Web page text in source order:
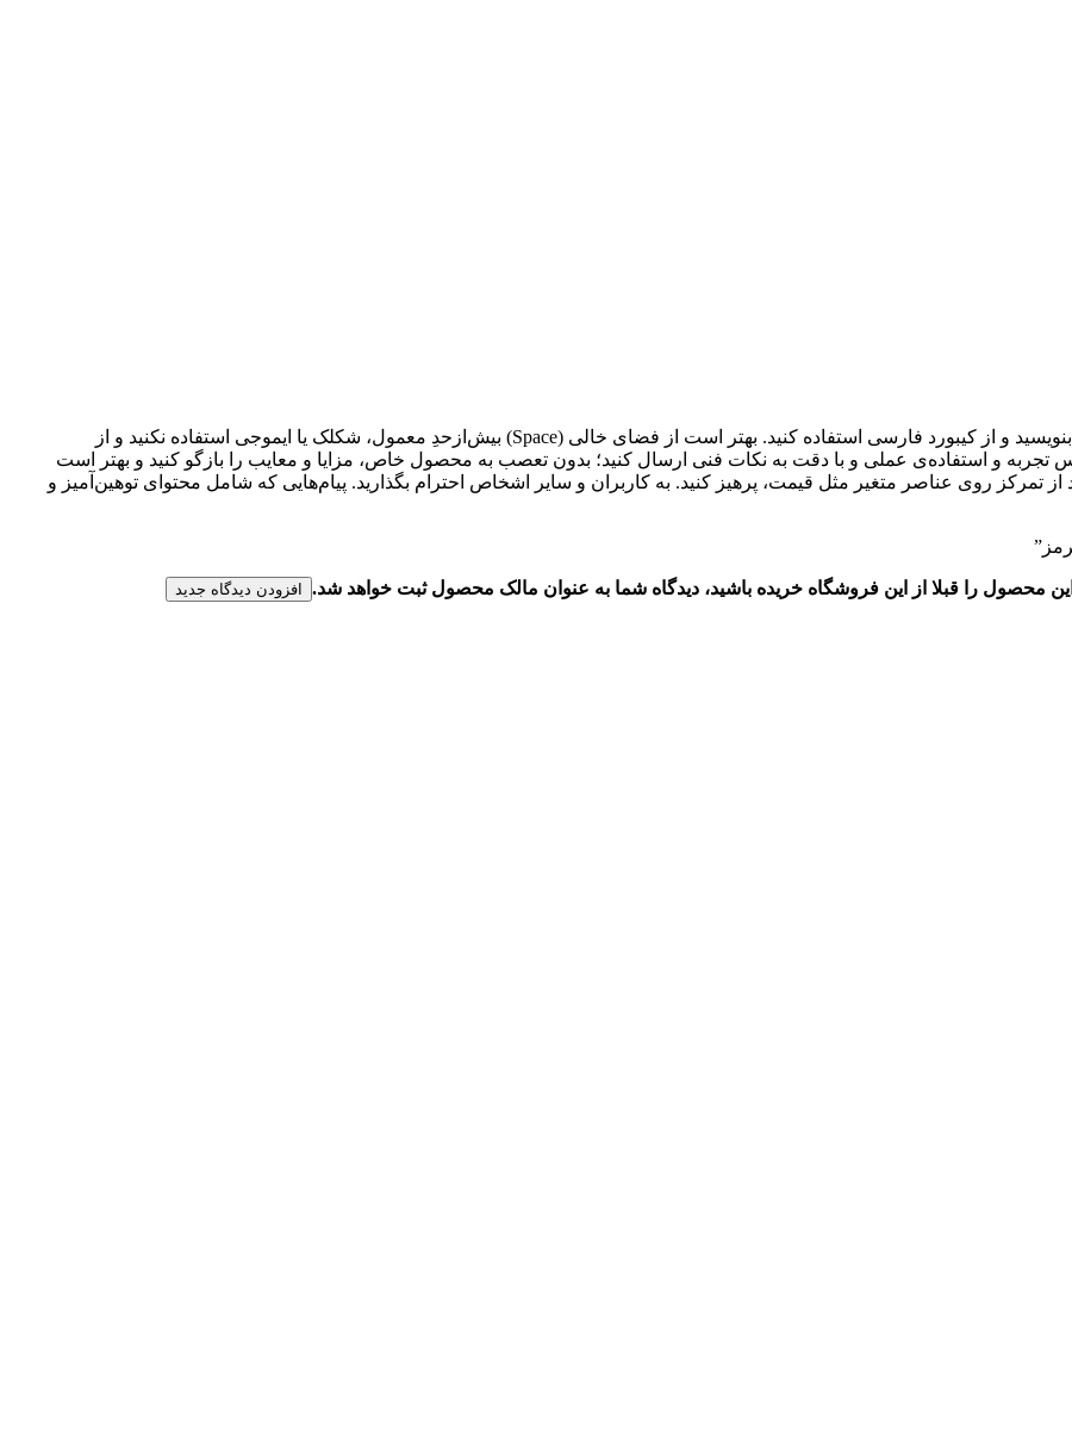
لطفا پیش از ارسال نظر، خلاصه قوانین زیر را مطالعه کنید: فارسی بنویسید و از کیبورد فارسی استفاده کنید. بهتر است از فضای خالی (Space) بیش‌از‌حدِ معمول، شکلک یا ایموجی استفاده نکنید و از
و استفاده‌ی عملی و با دقت به نکات فنی ارسال کنید؛ بدون تعصب به محصول خاص، مزایا و معایب را بازگو کنید و بهتر است
تمرکز روی عناصر متغیر مثل قیمت، پرهیز کنید. به کاربران و سایر اشخاص احترام بگذارید. پیام‌هایی که شامل محتوای توهین‌آمیز و
محصول را قبلا از این فروشگاه خریده باشید، دیدگاه شما به عنوان مالک محصول ثبت خواهد شد. افزودن دیدگاه جدید